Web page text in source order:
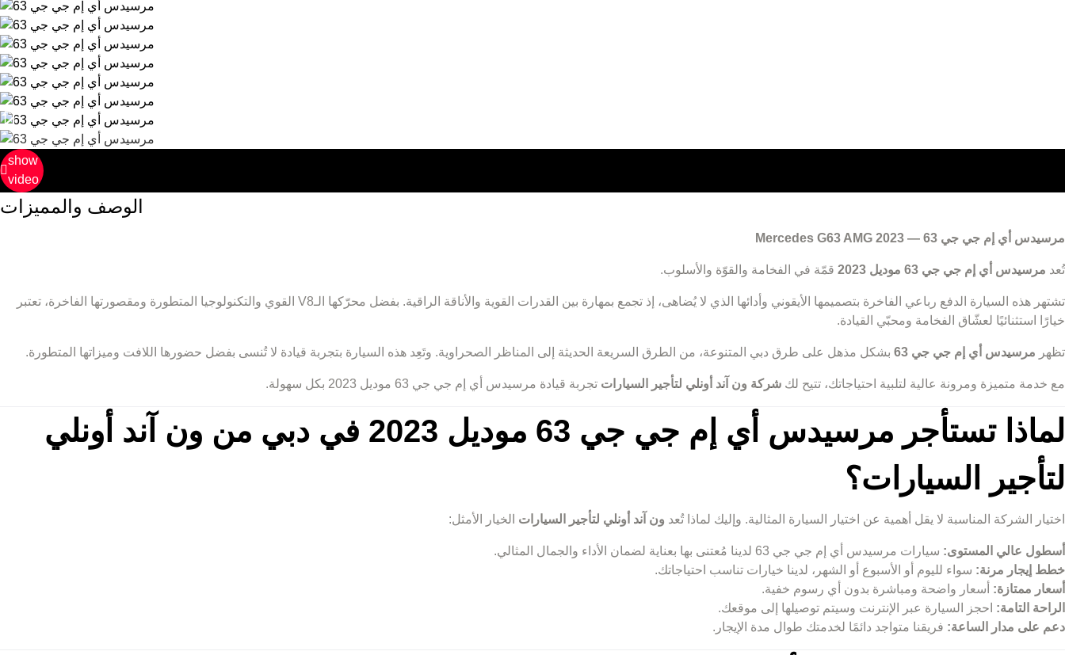
show
video
الوصف والمميزات
مرسيدس أي إم جي جي 63 — Mercedes G63 AMG 2023
تُعد مرسيدس أي إم جي جي 63 موديل 2023 قمّة في الفخامة والقوّة والأسلوب.
تشتهر هذه السيارة الدفع رباعي الفاخرة بتصميمها الأيقوني وأدائها الذي لا يُضاهى، إذ تجمع بمهارة بين القدرات القوية والأناقة الراقية. بفضل محرّكها الـV8 القوي والتكنولوجيا المتطورة ومقصورتها الفاخرة، تعتبر
خيارًا استثنائيًا لعشّاق الفخامة ومحبّي القيادة.
تظهر مرسيدس أي إم جي جي 63 بشكل مذهل على طرق دبي المتنوعة، من الطرق السريعة الحديثة إلى المناظر الصحراوية. وتَعِد هذه السيارة بتجربة قيادة لا تُنسى بفضل حضورها اللافت وميزاتها المتطورة.
مع خدمة متميزة ومرونة عالية لتلبية احتياجاتك، تتيح لك شركة ون آند أونلي لتأجير السيارات تجربة قيادة مرسيدس أي إم جي جي 63 موديل 2023 بكل سهولة.
لماذا تستأجر مرسيدس أي إم جي جي 63 موديل 2023 في دبي من ون آند أونلي
لتأجير السيارات؟
اختيار الشركة المناسبة لا يقل أهمية عن اختيار السيارة المثالية. وإليك لماذا تُعد ون آند أونلي لتأجير السيارات الخيار الأمثل:
أسطول عالي المستوى: سيارات مرسيدس أي إم جي جي 63 لدينا مُعتنى بها بعناية لضمان الأداء والجمال المثالي.
خطط إيجار مرنة: سواء لليوم أو الأسبوع أو الشهر، لدينا خيارات تناسب احتياجاتك.
أسعار ممتازة: أسعار واضحة ومباشرة بدون أي رسوم خفية.
الراحة التامة: احجز السيارة عبر الإنترنت وسيتم توصيلها إلى موقعك.
دعم على مدار الساعة: فريقنا متواجد دائمًا لخدمتك طوال مدة الإيجار.